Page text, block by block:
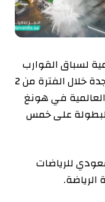
لسباق القوارب
الكهربائية E1، على كورنيش أبحر بجدة خلال الفترة من 2
العالمية في هونغ
على خمس
للرياضات
الرياضة.